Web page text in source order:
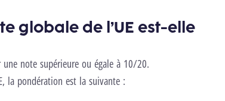
globale de l’UE est-elle
note supérieure ou égale à 10/20.
la pondération est la suivante :